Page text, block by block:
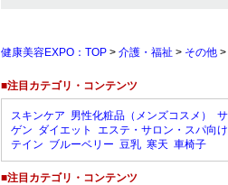
健康美容EXPO：TOP > 介護・福祉 > その他 >
■注目カテゴリ・コンテンツ
スキンケア 男性化粧品（メンズコスメ）
ゲン ダイエット エステ・サロン・スパ向け
テイン ブルーベリー 豆乳 寒天 車椅子
■注目カテゴリ・コンテンツ